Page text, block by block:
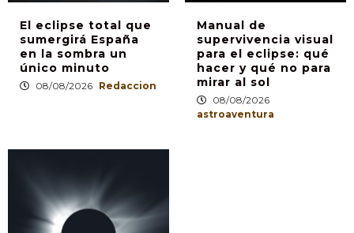
El eclipse total que
sumergirá España
en la sombra un
único minuto
08/08/2026 Redaccion
Manual de
supervivencia visual
para el eclipse: qué
hacer y qué no para
mirar al sol
08/08/2026
astroaventura